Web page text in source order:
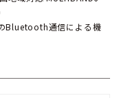
Bluetooth通信による機